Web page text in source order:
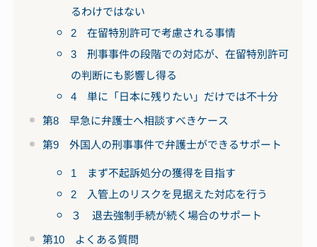
るわけではない
2 在留特別許可で考慮される事情
3 刑事事件の段階での対応が、在留特別許可
の判断にも影響し得る
4 単に「日本に残りたい」だけでは不十分
第8 早急に弁護士へ相談すべきケース
第9 外国人の刑事事件で弁護士ができるサポート
1 まず不起訴処分の獲得を目指す
2 入管上のリスクを見据えた対応を行う
３ 退去強制手続が続く場合のサポート
第10 よくある質問